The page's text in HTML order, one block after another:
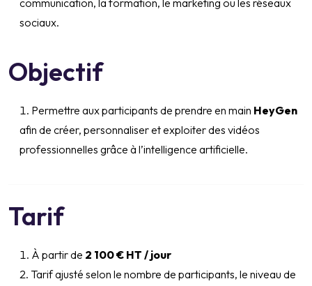
communication, la formation, le marketing ou les réseaux
sociaux.
Objectif
Permettre aux participants de prendre en main HeyGen
afin de créer, personnaliser et exploiter des vidéos
professionnelles grâce à l’intelligence artificielle.
Tarif
À partir de 2 100 € HT / jour
Tarif ajusté selon le nombre de participants, le niveau de